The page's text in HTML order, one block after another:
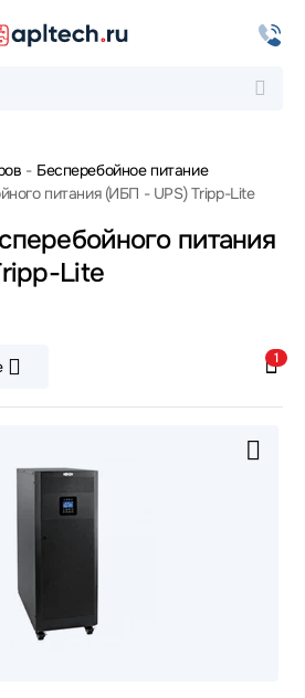
Бесперебойное питание
питания (ИБП - UPS) Tripp-Lite
питания
Lite
1